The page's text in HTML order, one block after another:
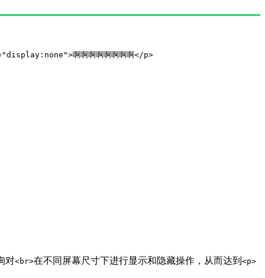
啊啊啊啊啊啊啊啊</p>
对<br>在不同屏幕尺寸下进行显示和隐藏操作，从而达到 <p>